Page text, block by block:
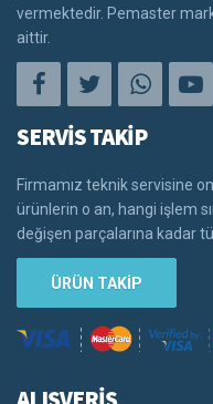
vermektedir. Pemaster
aittir.
SERVİS TAKİP
Firmamız teknik servisine
ürünlerin o an, hangi işlem
değişen parçalarına kadar
ÜRÜN TAKİP